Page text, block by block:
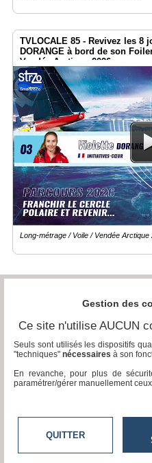
TVLOCALE 85 - Revivez les 8
DORANGE à bord de son
Vendée Arctique 2026
Long-métrage / Voile / Vendée Arctique
Page 1 / 302
tvlocale.fr
Contactez-nous
Gestion des
Ce site n'utilise AUCUN
Seuls sont utilisés les dispositifs
"techniques" nécessaires à son
En revanche, pour plus de
paramétrer/gérer manuellement
QUITTER